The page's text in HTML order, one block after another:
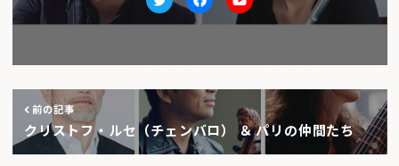
TwitterfacebookYoutube
前の記事
クリストフ・ルセ（チェンバロ） ＆ パリの仲間たち